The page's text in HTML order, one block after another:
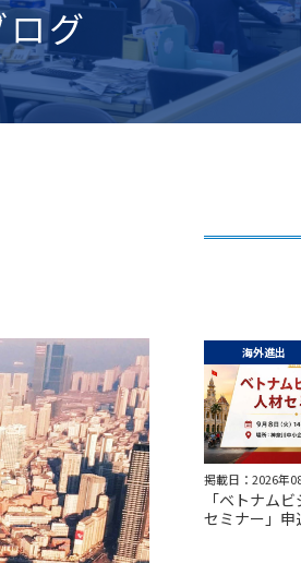
グ
海外進出
掲載日：2026年
「ベトナム
セミナー」申